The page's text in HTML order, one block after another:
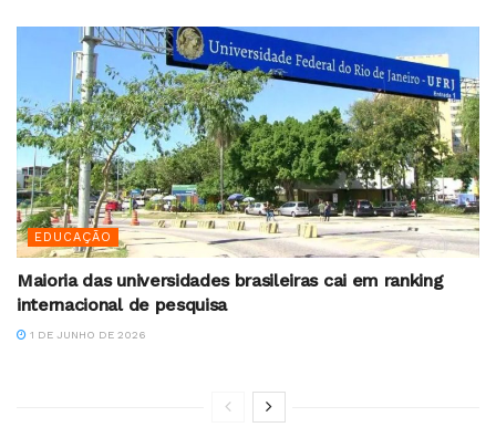
EDUCAÇÃO
Maioria das universidades brasileiras cai em ranking
internacional de pesquisa
1 DE JUNHO DE 2026